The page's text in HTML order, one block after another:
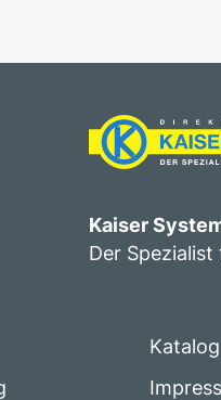
Kaiser
Der